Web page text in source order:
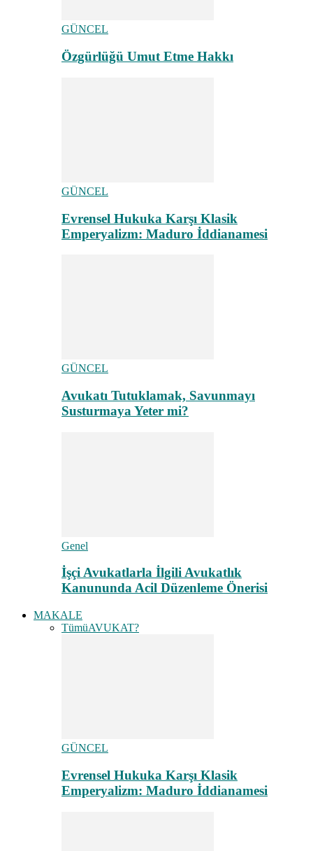
GÜNCEL
Özgürlüğü Umut Etme Hakkı
GÜNCEL
Evrensel Hukuka Karşı Klasik
Emperyalizm: Maduro İddianamesi
GÜNCEL
Avukatı Tutuklamak, Savunmayı
Susturmaya Yeter mi?
Genel
İşçi Avukatlarla İlgili Avukatlık
Kanununda Acil Düzenleme Önerisi
MAKALE
TümüAVUKAT?
GÜNCEL
Evrensel Hukuka Karşı Klasik
Emperyalizm: Maduro İddianamesi